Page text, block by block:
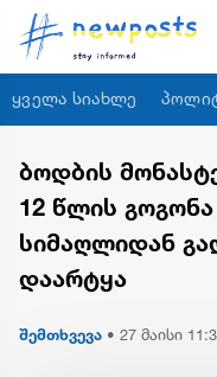
ყველა სიახლე
ბოდბის
12 წლის
სიმაღლიდან
დაარტყა
შემთხვევა • 27 მაისი